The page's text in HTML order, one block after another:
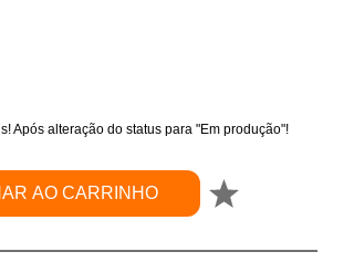
Após alteração do status para "Em produção"!
AO CARRINHO